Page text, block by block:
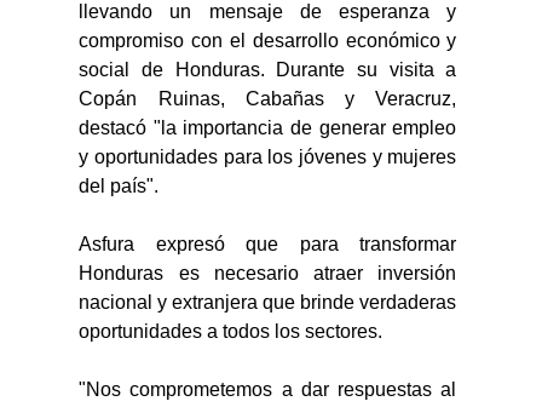
llevando un mensaje de esperanza y
compromiso con el desarrollo económico y
social de Honduras. Durante su visita a
Copán Ruinas, Cabañas y Veracruz,
destacó "la importancia de generar empleo
y oportunidades para los jóvenes y mujeres
del país".
Asfura expresó que para transformar
Honduras es necesario atraer inversión
nacional y extranjera que brinde verdaderas
oportunidades a todos los sectores.
"Nos comprometemos a dar respuestas al